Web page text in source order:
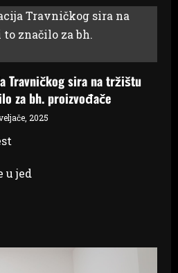
Travničkog sira na tržištu
za bh. proizvođače
2025
u jed